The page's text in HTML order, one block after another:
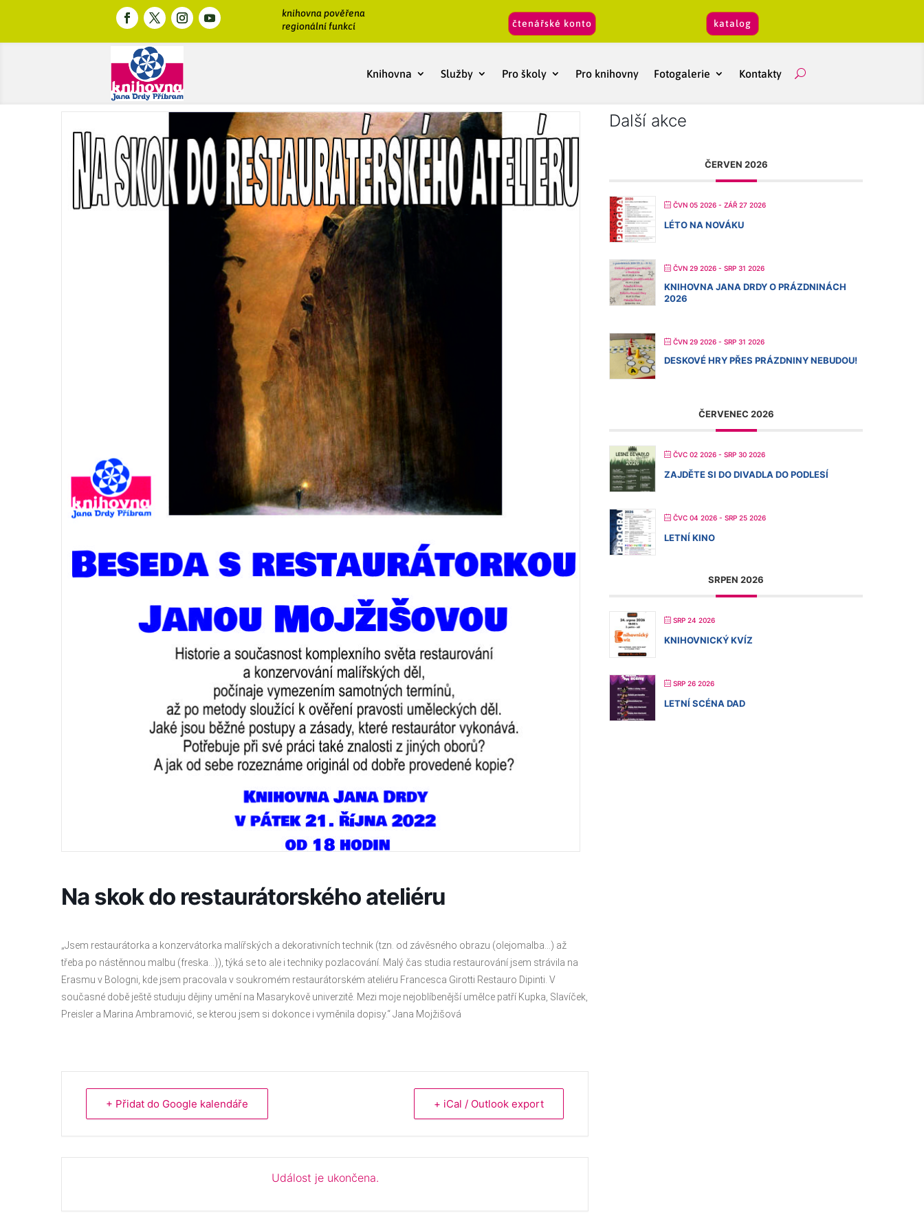
knihovna pověřena
regionální funkcí
čtenářské konto katalog
Knihovna Služby Pro školy Pro knihovny Fotogalerie Kontakty
Na skok do restaurátorského ateliéru
„Jsem restaurátorka a konzervátorka malířských a dekorativních technik (tzn. od závěsného obrazu (olejomalba…) až
třeba po nástěnnou malbu (freska…)), týká se to ale i techniky pozlacování. Malý čas studia restaurování jsem strávila na
Erasmu v Bologni, kde jsem pracovala v soukromém restaurátorském ateliéru Francesca Girotti Restauro Dipinti. V
současné době ještě studuju dějiny umění na Masarykově univerzitě. Mezi moje nejoblíbenější umělce patří Kupka, Slavíček,
Preisler a Marina Ambramović, se kterou jsem si dokonce i vyměnila dopisy.“ Jana Mojžišová
+ Přidat do Google kalendáře + iCal / Outlook export
Událost je ukončena.
Další akce
ČERVEN 2026
ČVN 05 2026 - ZÁŘ 27 2026
LÉTO NA NOVÁKU
ČVN 29 2026 - SRP 31 2026
KNIHOVNA JANA DRDY O PRÁZDNINÁCH
2026
ČVN 29 2026 - SRP 31 2026
DESKOVÉ HRY PŘES PRÁZDNINY NEBUDOU!
ČERVENEC 2026
ČVC 02 2026 - SRP 30 2026
ZAJDĚTE SI DO DIVADLA DO PODLESÍ
ČVC 04 2026 - SRP 25 2026
LETNÍ KINO
SRPEN 2026
SRP 24 2026
KNIHOVNICKÝ KVÍZ
SRP 26 2026
LETNÍ SCÉNA DAD